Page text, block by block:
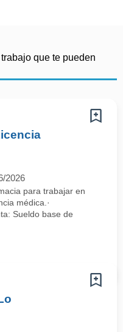
que te pueden
2026
para trabajar en
médica.·
Sueldo base de